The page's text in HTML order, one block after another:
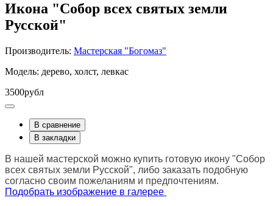
Икона "Собор всех святых земли
Русской"
Производитель: Мастерская "Богомаз"
Модель: дерево, холст, левкас
3500рубл
В сравнение
В закладки
В нашей мастерской можно купить готовую икону "Собор
всех святых земли Русской", либо заказать подобную
согласно своим пожеланиям и предпочтениям.
Подобрать изображение в галерее